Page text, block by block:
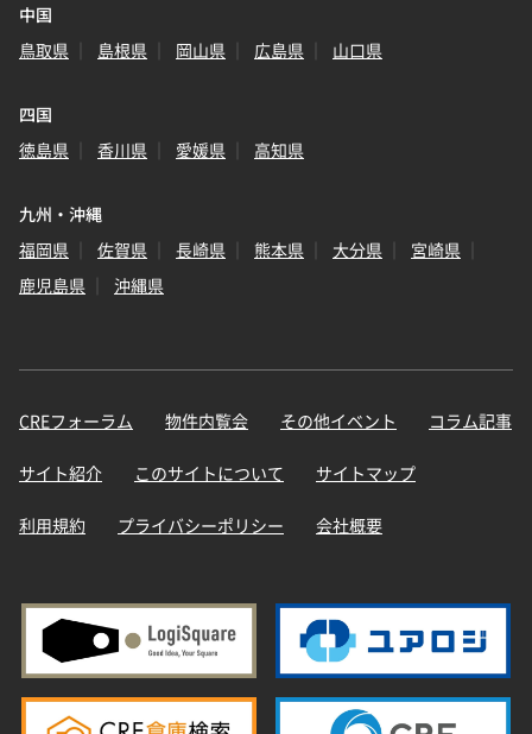
中国
鳥取県
島根県 岡山県 広島県 山口県
四国
徳島県
香川県 愛媛県 高知県
九州・沖縄
福岡県
佐賀県 長崎県 熊本県 大分県
宮崎県
鹿児島県
沖縄県
CREフォーラム 物件内覧会 その他イベント コラム記事
サイト紹介 このサイトについて サイトマップ
利用規約 プライバシーポリシー 会社概要